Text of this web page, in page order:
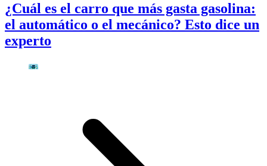
¿Cuál es el carro que más gasta gasolina:
el automático o el mecánico? Esto dice un
experto